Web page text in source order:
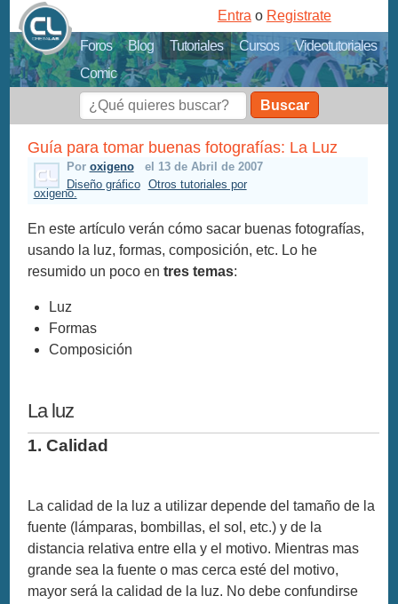
Foros Blog Tutoriales Cursos
Videotutoriales
Comic
Entra o Registrate
Buscar
Guía para tomar buenas fotografías: La Luz
Por oxigeno
el 13 de Abril de 2007
Diseño gráfico
Otros tutoriales por
oxigeno.
En este artículo verán cómo sacar buenas fotografías,
usando la luz, formas, composición, etc. Lo he
resumido un poco entres temas:
Luz
Formas
Composición
La luz
1. Calidad
La calidad de la luz a utilizar depende del tamaño de la
fuente (lámparas, bombillas, el sol, etc.) y de la
distancia relativa entre ella y el motivo. Mientras mas
grande sea la fuente o mas cerca esté del motivo,
mayor será la calidad de la luz. No debe confundirse